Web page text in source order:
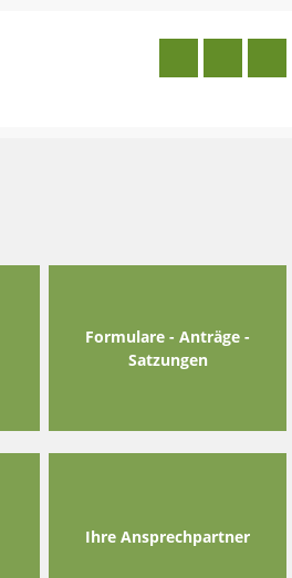
Formulare - Anträge -
Satzungen
Ihre Ansprechpartner